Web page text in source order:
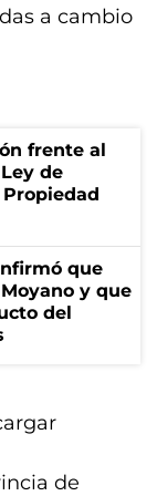
a cambio
frente al
de
que
y que
del
de